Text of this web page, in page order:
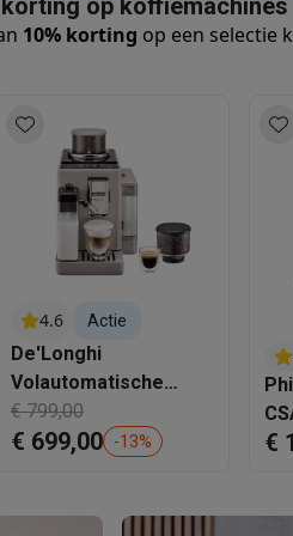
Thermometers Accessoires
op koffiemachines
10% korting op een selectie
4.6 Actie
De'Longhi
Volautomatische
Espressomachine
Rivelia
€ 799,00
€ 699,00 -13% €